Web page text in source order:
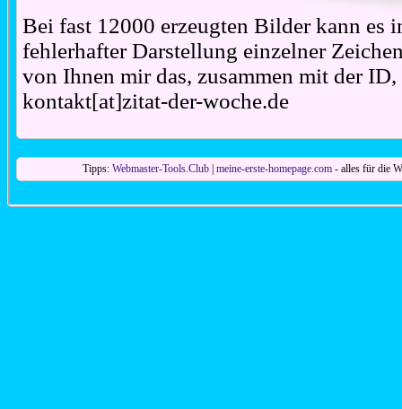
Bei fast 12000 erzeugten Bilder kann es
fehlerhafter Darstellung einzelner
von Ihnen mir das, zusammen mit der
kontakt[at]zitat-der-woche.de
Tipps: Webmaster-Tools.Club| meine-erste-homepage.com- alles für die